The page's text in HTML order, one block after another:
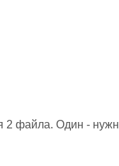
2 файла. Один -